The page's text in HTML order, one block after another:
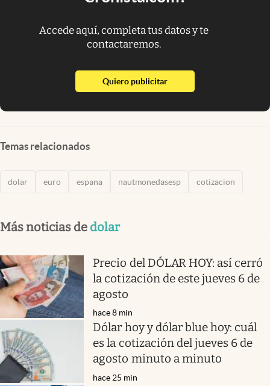
Accede aquí, completa tus datos y te
contactaremos.
Quiero publicitarabre en nueva pestaña
Temas relacionados
dolar euro espana nautmonedasesp cotizacion
Más noticias de dolar
Precio del DÓLAR HOY: así cerró
la cotización de este jueves 6 de
agosto
hace 8 min
Dólar hoy y dólar blue hoy: cuál
es la cotización del jueves 6 de
agosto minuto a minuto
hace 25 min